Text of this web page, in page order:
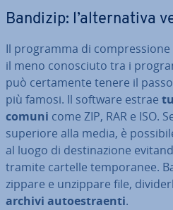
Bandizip: l’al­ter­na­ti­va
Il programma di com­pres­sio­ne
il meno co­no­sciu­to tra i
può cer­ta­men­te tenere il
più famosi. Il software estrae
comuni come ZIP, RAR e ISO.
superiore alla media, è
al luogo di de­sti­na­zio­ne
tramite cartelle tem­po­ra­nee.
zippare e unzippare file,
archivi au­toe­straen­ti.